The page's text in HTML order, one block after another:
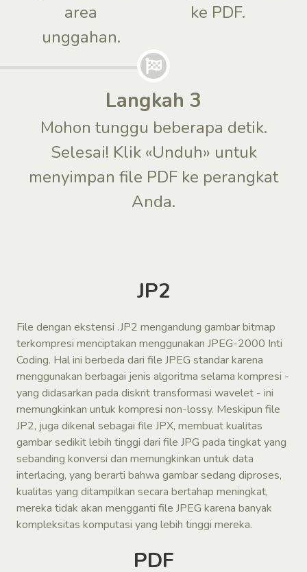
area
unggahan.
ke PDF.
Langkah 3
Mohon tunggu beberapa detik.
Selesai! Klik «Unduh» untuk
menyimpan file PDF ke perangkat
Anda.
JP2
File dengan ekstensi .JP2 mengandung gambar bitmap
terkompresi menciptakan menggunakan JPEG-2000 Inti
Coding. Hal ini berbeda dari file JPEG standar karena
menggunakan berbagai jenis algoritma selama kompresi -
yang didasarkan pada diskrit transformasi wavelet - ini
memungkinkan untuk kompresi non-lossy. Meskipun file
JP2, juga dikenal sebagai file JPX, membuat kualitas
gambar sedikit lebih tinggi dari file JPG pada tingkat yang
sebanding konversi dan memungkinkan untuk data
interlacing, yang berarti bahwa gambar sedang diproses,
kualitas yang ditampilkan secara bertahap meningkat,
mereka tidak akan mengganti file JPEG karena banyak
kompleksitas komputasi yang lebih tinggi mereka.
PDF